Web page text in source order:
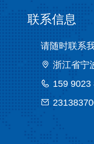
联系信息
请随时联系
浙江省宁
159 9023